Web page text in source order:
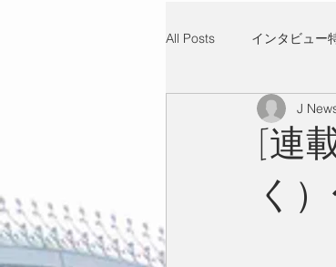
All Posts インタビュー
"Hello' from Tokyo
占い
[連
く
J